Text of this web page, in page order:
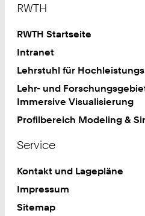
RWTH
RWTH Startseite
Intranet
Lehrstuhl für
Lehr- und
Immersive Visualisierung
Profilbereich Modeling &
Service
Kontakt und Lagepläne
Impressum
Sitemap